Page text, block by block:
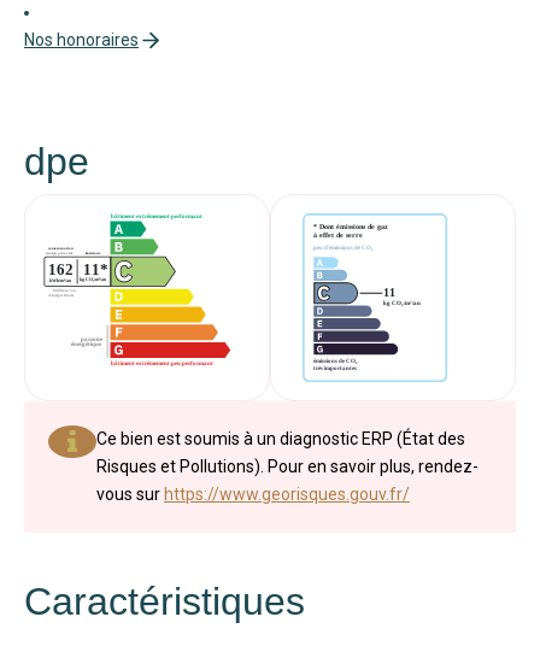
Nos honoraires
dpe
Ce bien est soumis à un diagnostic ERP (État des
Risques et Pollutions). Pour en savoir plus, rendez-
vous sur https://www.georisques.gouv.fr/
Caractéristiques